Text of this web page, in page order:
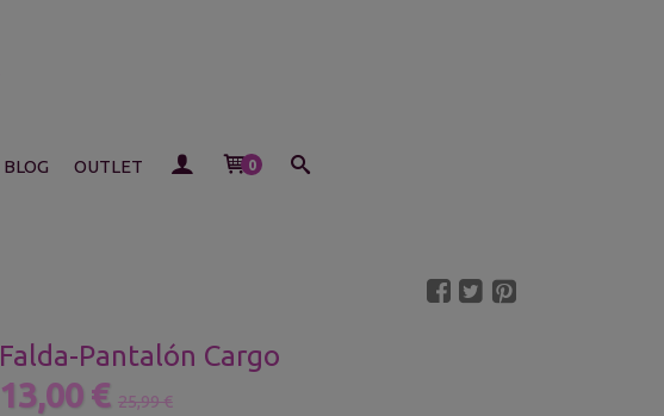
BLOG OUTLET 0
Falda-Pantalón Cargo
13,00 € 25,99 €